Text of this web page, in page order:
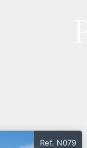
Ref. N079